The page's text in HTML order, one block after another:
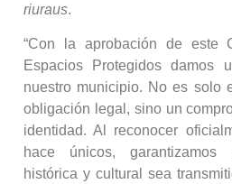
riuraus.
“Con la aprobación de este
Espacios Protegidos damos
nuestro municipio. No es solo
obligación legal, sino un
identidad. Al reconocer
hace únicos,
histórica y cultural sea